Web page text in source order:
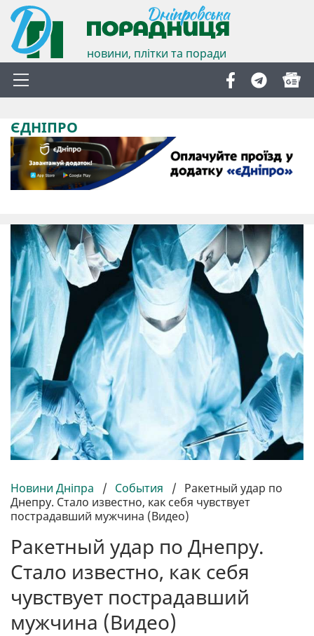
новини, плітки та поради
ЄДНІПРО
Новини Дніпра / События / Ракетный удар по
Днепру. Стало известно, как себя чувствует
пострадавший мужчина (Видео)
Ракетный удар по Днепру.
Стало известно, как себя
чувствует пострадавший
мужчина (Видео)